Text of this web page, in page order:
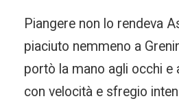
Piangere non lo rendeva
piaciuto nemmeno a
portò la mano agli occhi e
con velocità e sfregio